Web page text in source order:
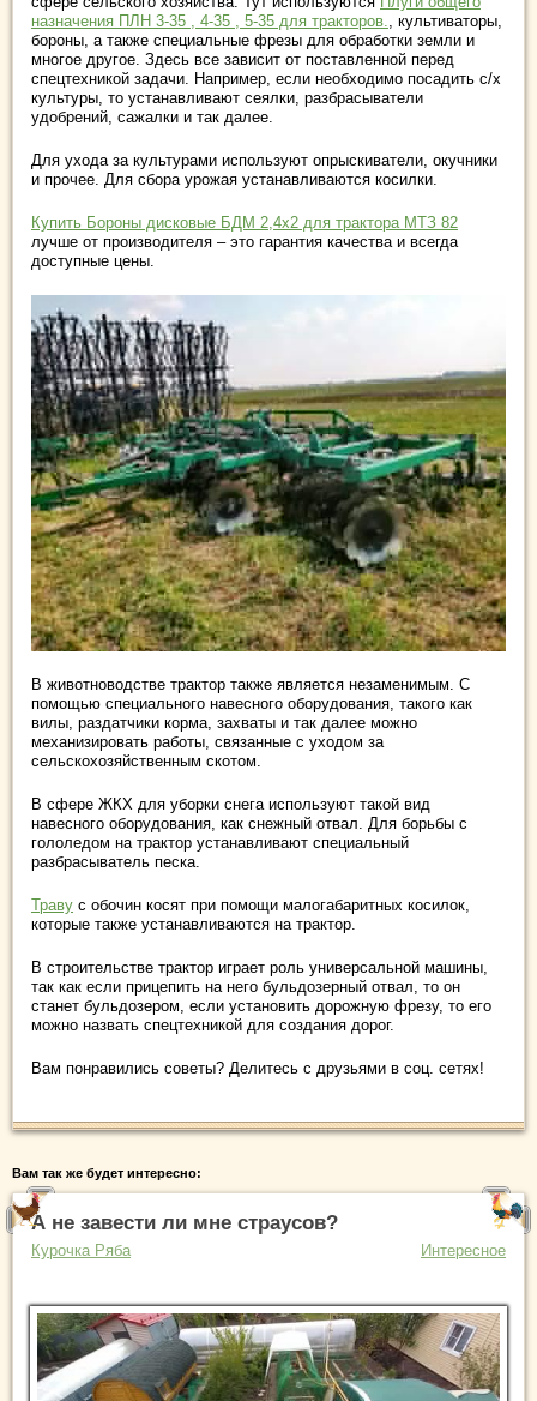
назначения ПЛН 3-35 , 4-35 , 5-35 для тракторов.
, культиваторы,
бороны, а также специальные фрезы для обработки земли и
многое другое. Здесь все зависит от поставленной перед
спецтехникой задачи. Например, если необходимо посадить с/х
культуры, то устанавливают сеялки, разбрасыватели
удобрений, сажалки и так далее.
Для ухода за культурами используют опрыскиватели, окучники
и прочее. Для сбора урожая устанавливаются косилки.
Купить Бороны дисковые БДМ 2,4х2 для трактора МТЗ 82
лучше от производителя – это гарантия качества и всегда
доступные цены.
В животноводстве трактор также является незаменимым. С
помощью специального навесного оборудования, такого как
вилы, раздатчики корма, захваты и так далее можно
механизировать работы, связанные с уходом за
сельскохозяйственным скотом.
В сфере ЖКХ для уборки снега используют такой вид
навесного оборудования, как снежный отвал. Для борьбы с
гололедом на трактор устанавливают специальный
разбрасыватель песка.
Траву с обочин косят при помощи малогабаритных косилок,
которые также устанавливаются на трактор.
В строительстве трактор играет роль универсальной машины,
так как если прицепить на него бульдозерный отвал, то он
станет бульдозером, если установить дорожную фрезу, то его
можно назвать спецтехникой для создания дорог.
Вам понравились советы? Делитесь с друзьями в соц. сетях!
Вам так же будет интересно:
А не завести ли мне страусов?
Курочка Ряба Интересное